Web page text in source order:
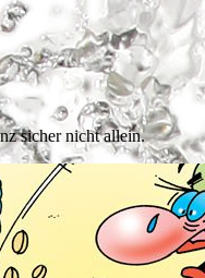
sicher nicht allein.